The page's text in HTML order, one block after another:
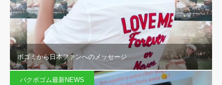
ボゴミから日本ファンへのメッセージ
パクボゴム最新NEWS